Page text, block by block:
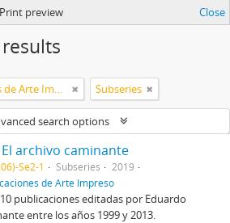
Print preview Close
Colección de Publicaciones de Arte Impreso Subseries
search options
archivo caminante
Se2-1 Subseries
2019
de Arte Impreso
publicaciones editadas por Eduardo
entre los años 1999 y 2013.